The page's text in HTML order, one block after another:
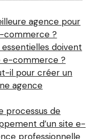
agence pour
commerce ?
doivent
e-commerce ?
il pour créer un
agence
processus de
d’un site e-
professionnelle